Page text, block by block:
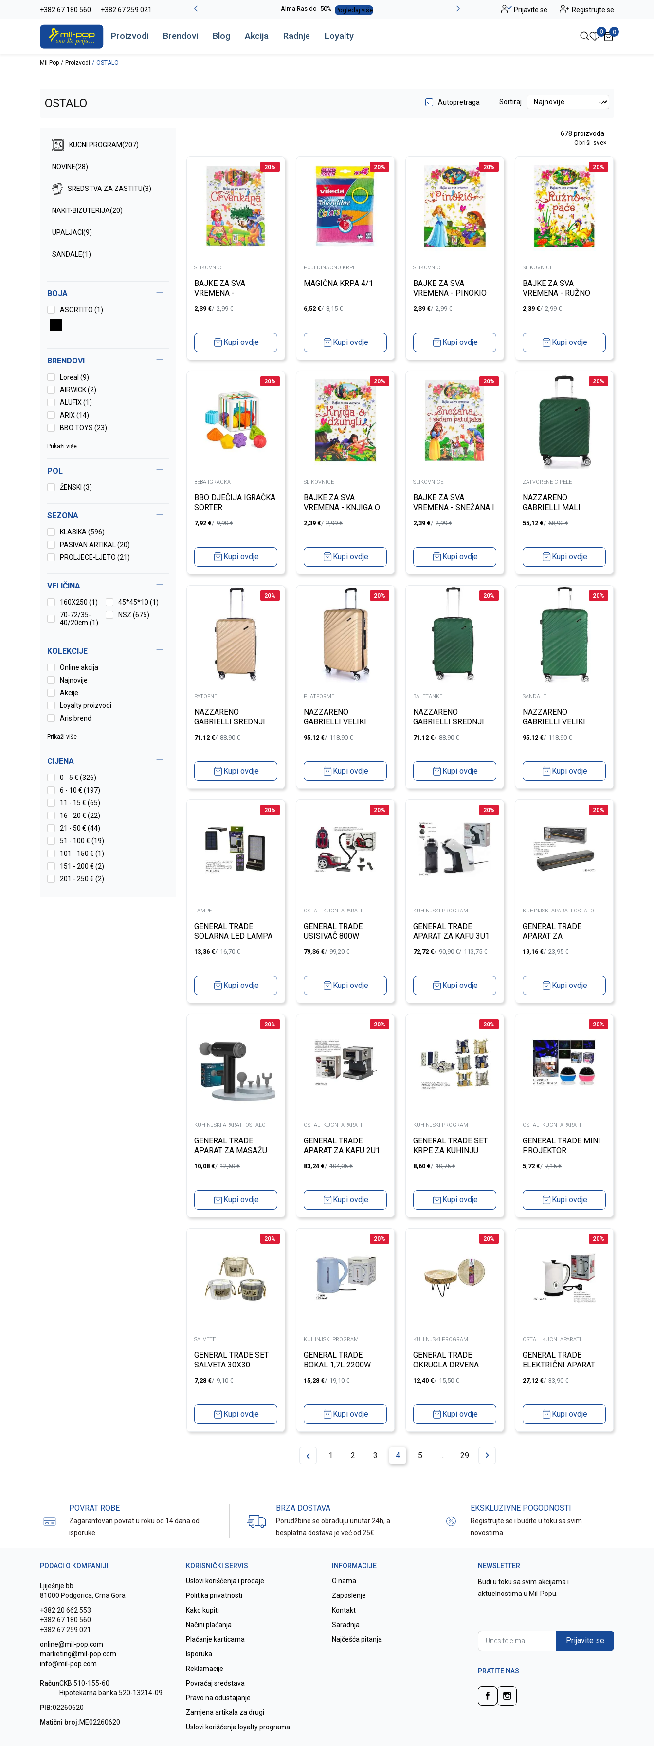
+382 67 180 560 +382 67 259 021
La Plage peškiri do -30% Pogledaj više Alma Ras do -50% Pogledaj više Novo u ponudi - Jadea Pogledaj više
Prijavite se Registrujte se
Proizvodi Brendovi Blog Akcija Radnje Loyalty 0 0
Mil Pop Proizvodi OSTALO
OSTALO Autopretraga Sortiraj
KUCNI PROGRAM(207)
NOVINE(28)
SREDSTVA ZA ZASTITU(3)
NAKIT-BIZUTERIJA(20)
UPALJACI(9)
SANDALE(1)
ZATVORENE CIPELE
PLATFORME
GOLD M
IGRACKE(404)
BOJA
ASORTITO (1)
BRENDOVI
Loreal (9)
AIRWICK (2)
ALUFIX (1)
ARIX (14)
BBO TOYS (23)
Prikaži više
POL
ŽENSKI (3)
SEZONA
KLASIKA (596)
PASIVAN ARTIKAL (20)
PROLJECE-LJETO (21)
VELIČINA
160X250 (1) 45*45*10 (1)
70-72/35-
40/20cm (1)
NSZ (675)
KOLEKCIJE
Online akcija
Najnovije
Akcije
Loyalty proizvodi
Aris brend
Prikaži više
CIJENA
0 - 5 € (326)
6 - 10 € (197)
11 - 15 € (65)
16 - 20 € (22)
21 - 50 € (44)
51 - 100 € (19)
101 - 150 € (1)
151 - 200 € (2)
201 - 250 € (2)
678 proizvoda
Obriši sve
20%
SLIKOVNICE
BAJKE ZA SVA
VREMENA -
2,39 € 2,99€
Kupi ovdje
20%
POJEDINACNO KRPE
MAGIČNA KRPA 4/1
6,52 € 8,15€
Kupi ovdje
20%
SLIKOVNICE
BAJKE ZA SVA
VREMENA - PINOKIO
2,39 € 2,99€
Kupi ovdje
20%
SLIKOVNICE
BAJKE ZA SVA
VREMENA - RUŽNO
2,39 € 2,99€
Kupi ovdje
20%
BEBA IGRACKA
BBO DJEČIJA IGRAČKA
SORTER
7,92 € 9,90€
Kupi ovdje
20%
SLIKOVNICE
BAJKE ZA SVA
VREMENA - KNJIGA O
2,39 € 2,99€
Kupi ovdje
20%
SLIKOVNICE
BAJKE ZA SVA
VREMENA - SNEŽANA I
2,39 € 2,99€
Kupi ovdje
20%
ZATVORENE CIPELE
NAZZARENO
GABRIELLI MALI
55,12 € 68,90€
Kupi ovdje
20%
PATOFNE
NAZZARENO
GABRIELLI SREDNJI
71,12 € 88,90€
Kupi ovdje
20%
PLATFORME
NAZZARENO
GABRIELLI VELIKI
95,12 € 118,90€
Kupi ovdje
20%
BALETANKE
NAZZARENO
GABRIELLI SREDNJI
71,12 € 88,90€
Kupi ovdje
20%
SANDALE
NAZZARENO
GABRIELLI VELIKI
95,12 € 118,90€
Kupi ovdje
20%
LAMPE
GENERAL TRADE
SOLARNA LED LAMPA
13,36 € 16,70€
Kupi ovdje
20%
OSTALI KUCNI APARATI
GENERAL TRADE
USISIVAČ 800W
79,36 € 99,20€
Kupi ovdje
20%
KUHINJSKI PROGRAM
GENERAL TRADE
APARAT ZA KAFU 3U1
72,72 € 90,90€ 113,75€
Kupi ovdje
20%
KUHINJSKI APARATI OSTALO
GENERAL TRADE
APARAT ZA
2U1
19,16 € 23,95€
Kupi ovdje
20%
KUHINJSKI APARATI OSTALO
GENERAL TRADE
APARAT ZA MASAŽU
10,08 € 12,60€
Kupi ovdje
20%
OSTALI KUCNI APARATI
GENERAL TRADE
APARAT ZA KAFU 2U1
83,24 € 104,05€
Kupi ovdje
20%
KUHINJSKI PROGRAM
GENERAL TRADE SET
KRPE ZA KUHINJU
8,60 € 10,75€
Kupi ovdje
20%
OSTALI KUCNI APARATI
GENERAL TRADE MINI
PROJEKTOR
5,72 € 7,15€
Kupi ovdje
20%
SALVETE
GENERAL TRADE SET
SALVETA 30X30
7,28 € 9,10€
Kupi ovdje
20%
KUHINJSKI PROGRAM
GENERAL TRADE
BOKAL 1,7L 2200W
15,28 € 19,10€
Kupi ovdje
20%
KUHINJSKI PROGRAM
GENERAL TRADE
OKRUGLA DRVENA
17CM
12,40 € 15,50€
Kupi ovdje
20%
OSTALI KUCNI APARATI
GENERAL TRADE
ELEKTRIČNI APARAT
550W
27,12 € 33,90€
Kupi ovdje
1 2 3 4 5 ... 29
POVRAT ROBE
Zagarantovan povrat u roku od 14 dana od
isporuke.
BRZA DOSTAVA
Porudžbine se obrađuju unutar 24h, a
besplatna dostava je već od 25€.
EKSKLUZIVNE POGODNOSTI
Registrujte se i budite u toku sa svim
novostima.
PODACI O KOMPANIJI
Ljiješnje bb
81000 Podgorica, Crna Gora
+382 20 662 553
+382 67 180 560
+382 67 259 021
online@mil-pop.com
marketing@mil-pop.com
info@mil-pop.com
RačunCKB 510-155-60
Hipotekarna banka 520-13214-09
PIB:02260620
Matični broj:ME02260620
KORISNIČKI SERVIS
Uslovi korišćenja i prodaje
Politika privatnosti
Kako kupiti
Načini plaćanja
Plaćanje karticama
Isporuka
Reklamacije
Povraćaj sredstava
Pravo na odustajanje
Zamjena artikala za drugi
Uslovi korišćenja loyalty programa
INFORMACIJE
O nama
Zaposlenje
Kontakt
Saradnja
Najčešća pitanja
NEWSLETTER
Budi u toku sa svim akcijama i
aktuelnostima u Mil-Popu.
Prijavite se
PRATITE NAS